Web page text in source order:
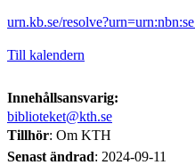
urn.kb.se/
Till kalendern
Innehållsansvarig:
biblioteket@kth.se
Tillhör: Om KTH
Senast ändrad: 2024-09-11